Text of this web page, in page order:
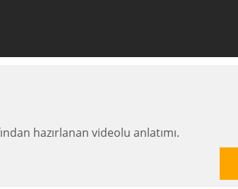
hazırlanan videolu anlatımı.